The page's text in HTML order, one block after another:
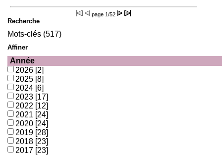
page 1/52
Recherche
Mots-clés (517)
Affiner
Année
2026 [2]
2025 [8]
2024 [6]
2023 [17]
2022 [12]
2021 [24]
2020 [24]
2019 [28]
2018 [23]
2017 [23]